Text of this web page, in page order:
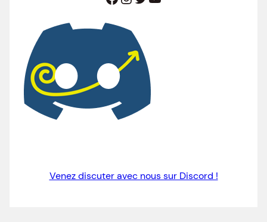
Venez discuter avec nous sur Discord !